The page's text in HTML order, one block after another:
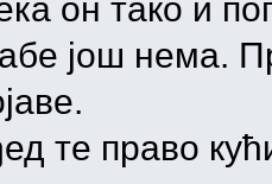
он тако и
још нема.
те право